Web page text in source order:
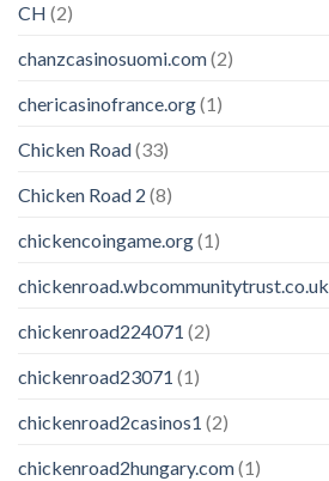
CH (2)
chanzcasinosuomi.com(2)
chericasinofrance.org(1)
Chicken Road(33)
Chicken Road 2 (8)
chickencoingame.org(1)
chickenroad.wbcommunitytrust.co.uk
chickenroad224071 (2)
chickenroad23071 (1)
chickenroad2casinos1 (2)
chickenroad2hungary.com(1)